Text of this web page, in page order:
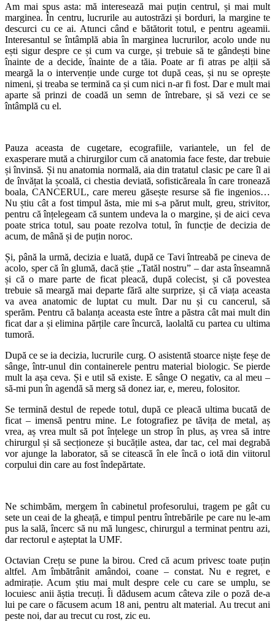
Am mai spus asta: mă interesează mai puțin centrul, și mai mult
marginea. În centru, lucrurile au autostrăzi și borduri, la margine te
descurci cu ce ai. Atunci când e bătătorit totul, e pentru ageamii.
Interesantul se întâmplă abia în marginea lucrurilor, acolo unde nu
ești sigur despre ce și cum va curge, și trebuie să te gândești bine
înainte de a decide, înainte de a tăia. Poate ar fi atras pe alții să
meargă la o intervenție unde curge tot după ceas, și nu se oprește
nimeni, și treaba se termină ca și cum nici n-ar fi fost. Dar e mult mai
aparte să prinzi de coadă un semn de întrebare, și să vezi ce se
întâmplă cu el.
Pauza aceasta de cugetare, ecografiile, variantele, un fel de
exasperare mută a chirurgilor cum că anatomia face feste, dar trebuie
și învinsă. Și nu anatomia normală, aia din tratatul clasic pe care îl ai
de învățat la școală, ci chestia deviată, sofisticăreala în care tronează
boala, CANCERUL, care mereu găsește resurse să fie ingenios…
Nu știu cât a fost timpul ăsta, mie mi s-a părut mult, greu, strivitor,
pentru că înțelegeam că suntem undeva la o margine, și de aici ceva
poate strica totul, sau poate rezolva totul, în funcție de decizia de
acum, de mână și de puțin noroc.
Și, până la urmă, decizia e luată, după ce Tavi întreabă pe cineva de
acolo, sper că în glumă, dacă știe „Tatăl nostru” – dar asta înseamnă
și că o mare parte de ficat pleacă, după colecist, și că povestea
trebuie să meargă mai departe fără alte surprize, și că viața aceasta
va avea anatomic de luptat cu mult. Dar nu și cu cancerul, să
sperăm. Pentru că balanța aceasta este între a păstra cât mai mult din
ficat dar a și elimina părțile care încurcă, laolaltă cu partea cu ultima
tumoră.
După ce se ia decizia, lucrurile curg. O asistentă stoarce niște feșe de
sânge, într-unul din containerele pentru material biologic. Se pierde
mult la așa ceva. Și e util să existe. E sânge O negativ, ca al meu –
să-mi pun în agendă să merg să donez iar, e, mereu, folositor.
Se termină destul de repede totul, după ce pleacă ultima bucată de
ficat – imensă pentru mine. Le fotografiez pe tăvița de metal, aș
vrea, aș vrea mult să pot înțelege un strop în plus, aș vrea să intre
chirurgul și să secționeze și bucățile astea, dar tac, cel mai degrabă
vor ajunge la laborator, să se citească în ele încă o iotă din viitorul
corpului din care au fost îndepărtate.
Ne schimbăm, mergem în cabinetul profesorului, tragem pe gât cu
sete un ceai de la gheață, e timpul pentru întrebările pe care nu le-am
pus la sală, încerc să nu mă lungesc, chirurgul a terminat pentru azi,
dar rectorul e așteptat la UMF.
Octavian Crețu se pune la birou. Cred că acum privesc toate puțin
altfel. Am îmbătrânit amândoi, coane – constat. Nu e regret, e
admirație. Acum știu mai mult despre cele cu care se umplu, se
locuiesc anii ăștia trecuți. Îi dădusem acum câteva zile o poză de-a
lui pe care o făcusem acum 18 ani, pentru alt material. Au trecut ani
peste noi, dar au trecut cu rost, zic eu.